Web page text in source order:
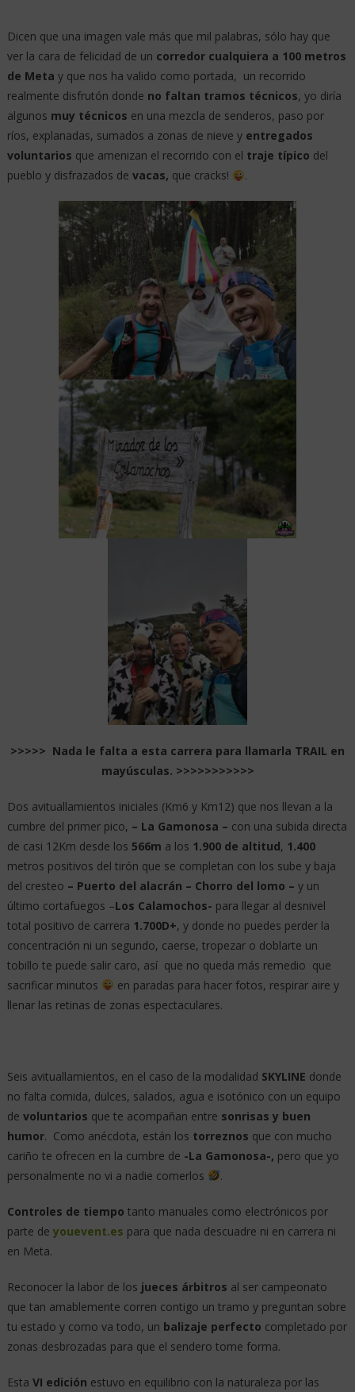
Dicen que una imagen vale más que mil palabras, sólo hay que
ver la cara de felicidad de un corredor cualquiera a 100 metros
de Meta y que nos ha valido como portada, un recorrido
realmente disfrutón donde no faltan tramos técnicos, yo diría
algunos muy técnicos en una mezcla de senderos, paso por
ríos, explanadas, sumados a zonas de nieve y entregados
voluntarios que amenizan el recorrido con el traje típico del
pueblo y disfrazados de vacas, que cracks! .
>>>>> Nada le falta a esta carrera para llamarla TRAIL en
mayúsculas. >>>>>>>>>>>
Dos avituallamientos iniciales (Km6 y Km12) que nos llevan a la
cumbre del primer pico, – La Gamonosa – con una subida directa
de casi 12Km desde los 566m a los 1.900 de altitud, 1.400
metros positivos del tirón que se completan con los sube y baja
del cresteo – Puerto del alacrán – Chorro del lomo – y un
último cortafuegos –Los Calamochos- para llegar al desnivel
total positivo de carrera 1.700D+, y donde no puedes perder la
concentración ni un segundo, caerse, tropezar o doblarte un
tobillo te puede salir caro, así que no queda más remedio que
sacrificar minutos
en paradas para hacer fotos, respirar aire y
llenar las retinas de zonas espectaculares.
Seis avituallamientos, en el caso de la modalidad SKYLINE donde
no falta comida, dulces, salados, agua e isotónico con un equipo
de voluntarios que te acompañan entre sonrisas y buen
humor. Como anécdota, están los torreznos que con mucho
cariño te ofrecen en la cumbre de -La Gamonosa-, pero que yo
personalmente no vi a nadie comerlos
.
Controles de tiempo tanto manuales como electrónicos por
parte de youevent.es para que nada descuadre ni en carrera ni
en Meta.
Reconocer la labor de los jueces árbitros al ser campeonato
que tan amablemente corren contigo un tramo y preguntan sobre
tu estado y como va todo, un balizaje perfecto completado por
zonas desbrozadas para que el sendero tome forma.
Esta VI edición estuvo en equilibrio con la naturaleza por las